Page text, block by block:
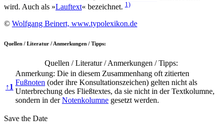
wird. Auch als »Lauftext« bezeichnet. 1)
© Wolfgang Beinert, www.typolexikon.de
Quellen / Literatur / Anmerkungen / Tipps:
Quellen / Literatur / Anmerkungen / Tipps:
↑1
Anmerkung: Die in diesem Zusammenhang oft zitierten
Fußnoten (oder ihre Konsultationszeichen) gelten nicht als
Unterbrechung des Fließtextes, da sie nicht in der Textkolumne,
sondern in derNotenkolumne gesetzt werden.
Save the Date